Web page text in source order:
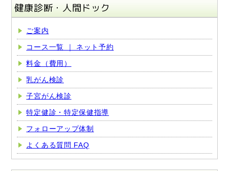
健康診断・人間ドック
ご案内
コース一覧 ｜ ネット予約
料金（費用）
乳がん検診
子宮がん検診
特定健診・特定保健指導
フォローアップ体制
よくある質問 FAQ